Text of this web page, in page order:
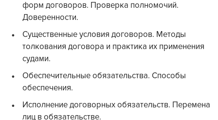
форм договоров. Проверка полномочий.
Доверенности.
Существенные условия договоров. Методы
толкования договора и практика их применения
судами.
Обеспечительные обязательства. Способы
обеспечения.
Исполнение договорных обязательств. Перемена
лиц в обязательстве.